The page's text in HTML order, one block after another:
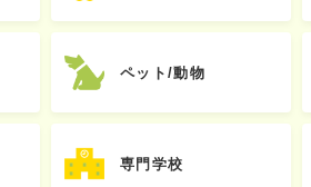
ペット/動物
専門学校